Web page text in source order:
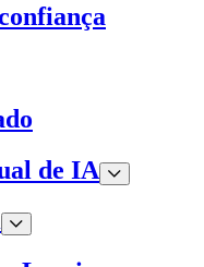
de IA